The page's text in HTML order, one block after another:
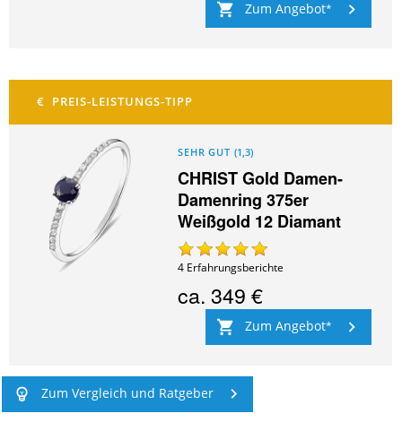
Zum Angebot
SEHR GUT (1,3)
CHRIST Gold Damen-
Damenring 375er
Weißgold 12 Diamant
4 Erfahrungsberichte
ca.349 €
Zum Angebot
Zum Vergleich und Ratgeber